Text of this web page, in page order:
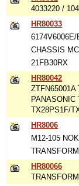
4033220 /
HR80033
6174V6006E/
CHASSIS
21FB30RX
HR80042
ZTFN65001A
TX28PS1F/
HR8006
M12-105
HR80066